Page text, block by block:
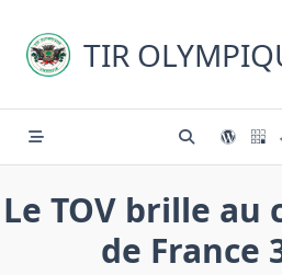
content
TIR
Le TOV brille
de France